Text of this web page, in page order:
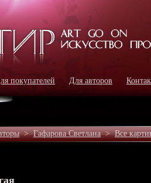
покупателей Для авторов
>Гафарова Светлана>Все